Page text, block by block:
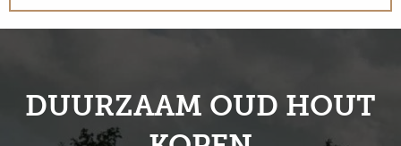
DUURZAAM OUD HOUT